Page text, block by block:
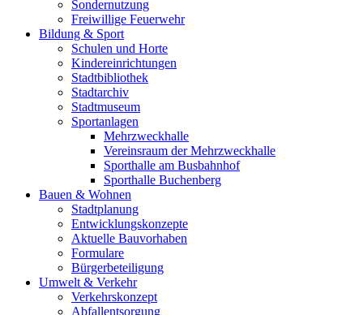
Sondernutzung
Freiwillige Feuerwehr
Bildung & Sport
Schulen und Horte
Kindereinrichtungen
Stadtbibliothek
Stadtarchiv
Stadtmuseum
Sportanlagen
Mehrzweckhalle
Vereinsraum der Mehrzweckhalle
Sporthalle am Busbahnhof
Sporthalle Buchenberg
Bauen & Wohnen
Stadtplanung
Entwicklungskonzepte
Aktuelle Bauvorhaben
Formulare
Bürgerbeteiligung
Umwelt & Verkehr
Verkehrskonzept
Abfallentsorgung